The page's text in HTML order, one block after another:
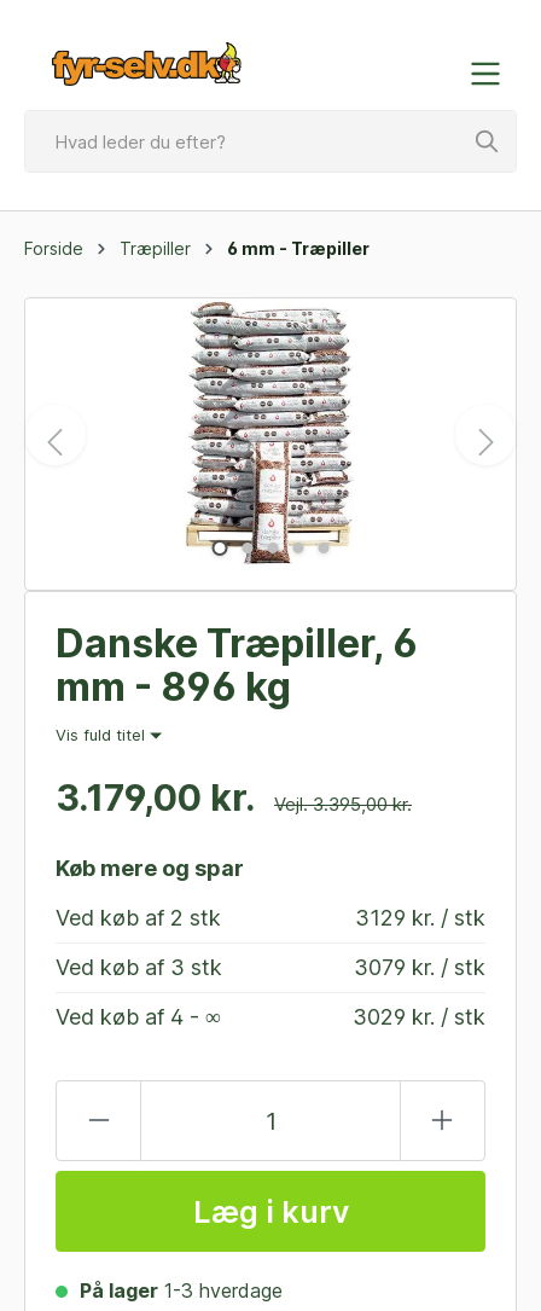
Forside Træpiller 6 mm - Træpiller
Danske Træpiller, 6
mm - 896 kg
Vis fuld titel
3.179,00 kr. Vejl. 3.395,00 kr.
Køb mere og spar
Ved køb af 2 stk
3129 kr. / stk
Ved køb af 3 stk
3079 kr. / stk
Ved køb af 4 - ∞ 3029 kr. / stk
Læg i kurv
På lager 1-3 hverdage